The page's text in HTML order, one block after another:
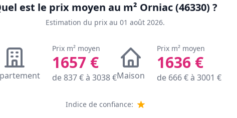
est le prix moyen au m² Orniac (46330) ?
Estimation du prix au 01 août 2026.
Prix m² moyen
1657€
de837€ à 3038€Maison
Prix m² moyen
1636€
de 666€ à 3001 €
Indice de confiance: